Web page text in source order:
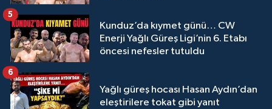
Kunduz’da kıymet günü… CW
Enerji Yağlı Güreş Ligi’nin 6. Etabı
öncesi nefesler tutuldu
5
Yağlı güreş hocası Hasan Aydın’dan
eleştirilere tokat gibi yanıt
6